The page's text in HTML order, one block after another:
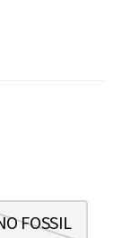
FOSSIL